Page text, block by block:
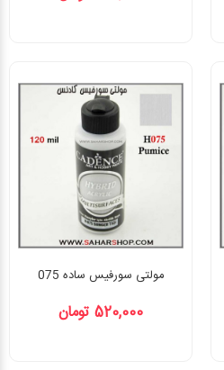
مولتی سورفیس ساده 075
520,000 تومان